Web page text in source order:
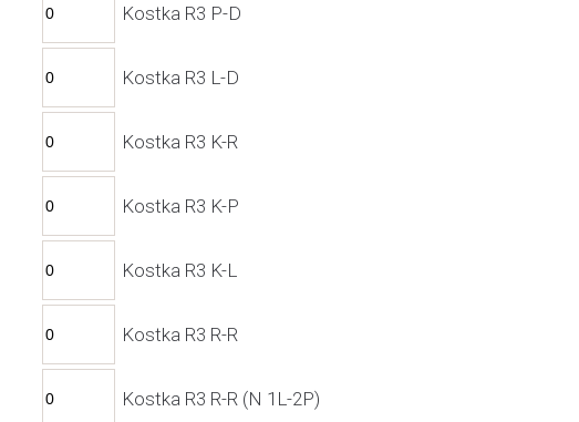
Kostka R3 P-D
Kostka R3 L-D
Kostka R3 K-R
Kostka R3 K-P
Kostka R3 K-L
Kostka R3 R-R
Kostka R3 R-R (N 1L-2P)